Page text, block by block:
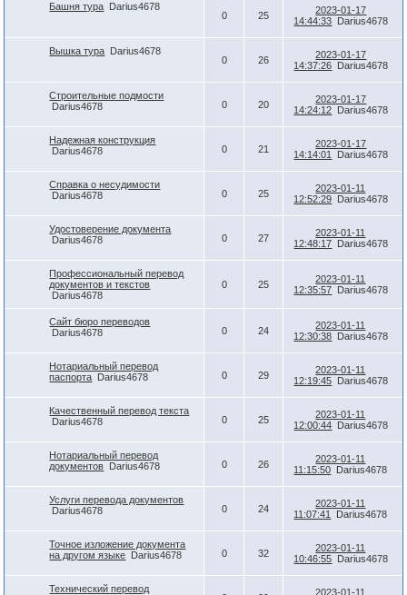
Башня тура
Darius4678
0
25
2023-01-17
14:44:33
Darius4678
Вышка тура
Darius4678
0
26
2023-01-17
14:37:26
Darius4678
Строительные подмости
Darius4678
0 20
2023-01-17
14:24:12
Darius4678
Надежная конструкция
Darius4678
0 21
2023-01-17
14:14:01
Darius4678
Справка о несудимости
Darius4678
0 25
2023-01-11
12:52:29
Darius4678
Удостоверение документа
Darius4678
0 27
2023-01-11
12:48:17
Darius4678
Профессиональный перевод
документов и текстов
Darius4678
0 25
2023-01-11
12:35:57
Darius4678
Сайт бюро переводов
Darius4678
0 24
2023-01-11
12:30:38
Darius4678
Нотариальный перевод
паспорта
Darius4678 0 29
2023-01-11
12:19:45
Darius4678
Качественный перевод текста
Darius4678
0 25
2023-01-11
12:00:44
Darius4678
Нотариальный перевод
документов
Darius4678 0 26
2023-01-11
11:15:50
Darius4678
Услуги перевода документов
Darius4678
0 24
2023-01-11
11:07:41
Darius4678
Точное изложение документа
на другом языке
Darius4678 0 32
2023-01-11
10:46:55
Darius4678
Технический перевод
2023-01-11